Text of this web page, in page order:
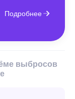
Подробнее
выбросов